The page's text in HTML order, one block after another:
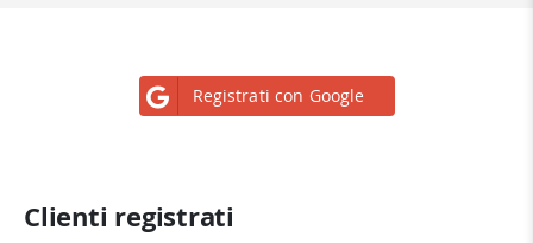
Registrati con Google
Clienti registrati